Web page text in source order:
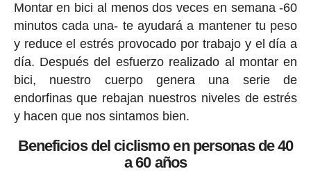
Montar en bici al menos dos veces en semana -60
minutos cada una- te ayudará a mantener tu peso
y reduce el estrés provocado por trabajo y el día a
día. Después del esfuerzo realizado al montar en
bici, nuestro cuerpo genera una serie de
endorfinas que rebajan nuestros niveles de estrés
y hacen que nos sintamos bien.
Beneficios del ciclismo en personas de 40
a 60 años